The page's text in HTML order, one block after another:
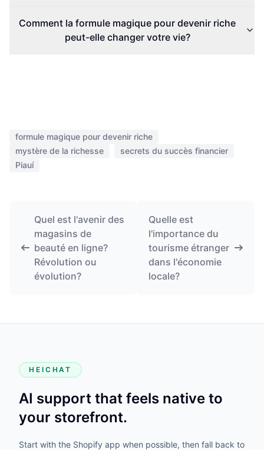
Comment la formule magique pour devenir riche
peut-elle changer votre vie?
formule magique pour devenir riche
mystère de la richesse
secrets du succès financier
Piauí
Quel est l'avenir des
magasins de
beauté en ligne?
Révolution ou
évolution?
Quelle est
l'importance du
tourisme étranger
dans l'économie
locale?
HEICHAT
AI support that feels native to
your storefront.
Start with the Shopify app when possible, then fall back to